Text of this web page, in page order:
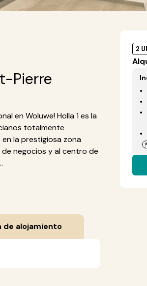
Pierre
en Woluwe! Holla 1 es la
totalmente
la prestigiosa zona
negocios y al centro de
de alojamiento
2